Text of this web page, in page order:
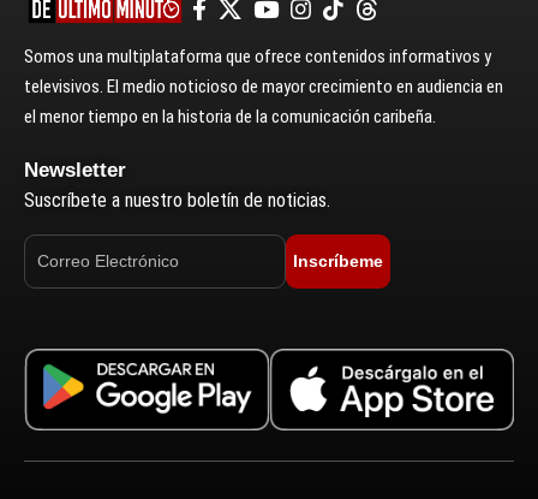
Somos una multiplataforma que ofrece contenidos informativos y
televisivos. El medio noticioso de mayor crecimiento en audiencia en
el menor tiempo en la historia de la comunicación caribeña.
Newsletter
Suscríbete a nuestro boletín de noticias.
Inscríbeme